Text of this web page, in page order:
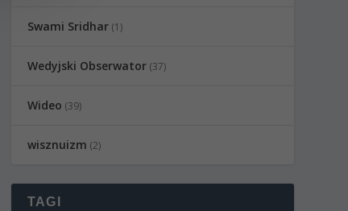
Swami Sridhar(1)
Wedyjski Obserwator(37)
Wideo (39)
wisznuizm (2)
TAGI